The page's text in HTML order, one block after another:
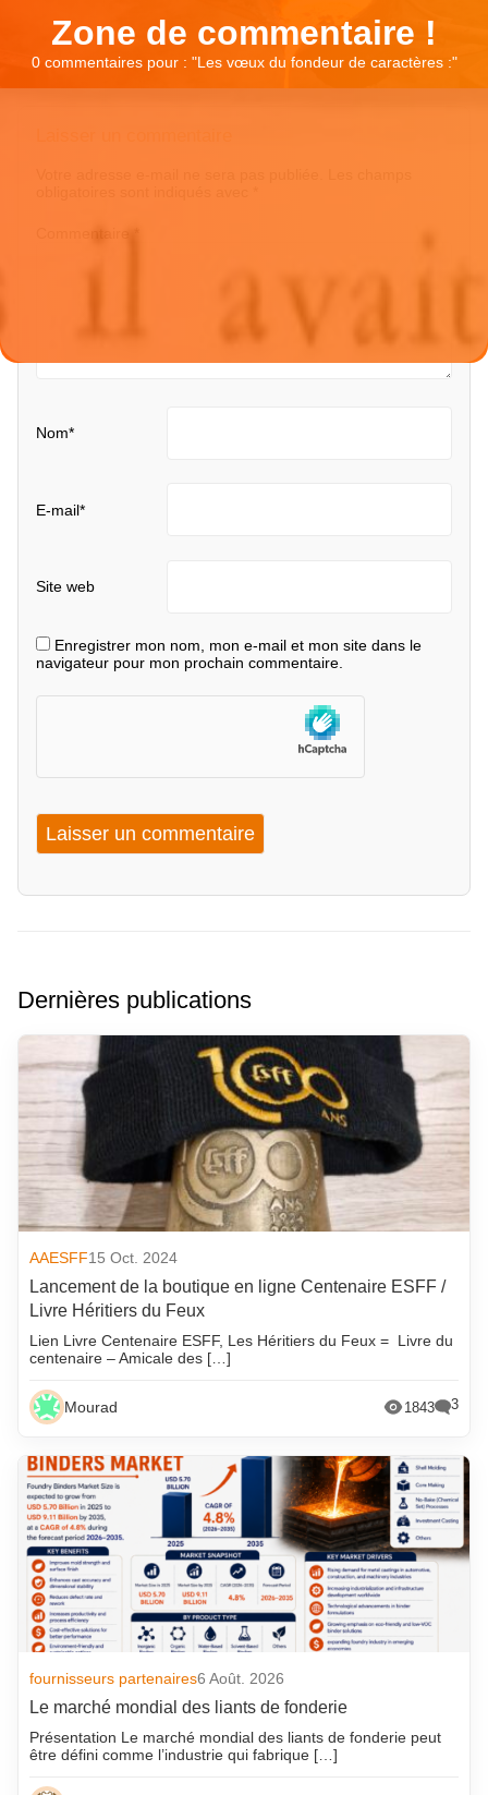
Zone de commentaire !
0 commentaires pour : "Les vœux du fondeur de caractères :"
Nom*
E-mail*
Site web
Enregistrer mon nom, mon e-mail et mon site dans le
navigateur pour mon prochain commentaire.
Dernières publications
AAESFF15 Oct. 2024
Lancement de la boutique en ligne Centenaire ESFF /
Livre Héritiers du Feux
Lien Livre Centenaire ESFF, Les Héritiers du Feux = Livre du
centenaire – Amicale des […]
Mourad 1843 3
fournisseurs partenaires6 Août. 2026
Le marché mondial des liants de fonderie
Présentation Le marché mondial des liants de fonderie peut
être défini comme l’industrie qui fabrique […]